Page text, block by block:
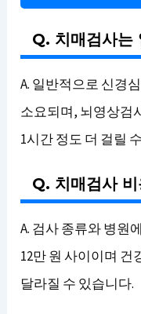
Q. 치매검사는
A. 일반적으로 신경
소요되며, 뇌영상검
1시간 정도 더 걸릴
Q. 치매검사
A. 검사 종류와 병원
12만 원 사이이며 건
달라질 수 있습니다.